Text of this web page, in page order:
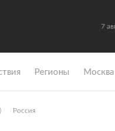
7
Регионы Москва
Россия